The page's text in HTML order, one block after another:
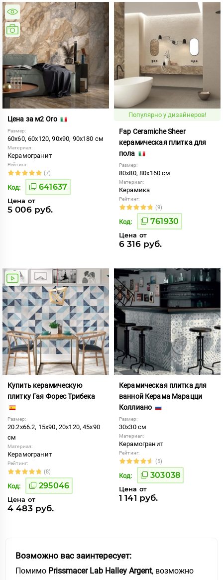
Цена за м2 Oro
Размер:
60x60, 60x120, 90x90, 90x180 см
Материал:
Керамогранит
Рейтинг:
(7)
Код: 641637
Цена от
5 006 руб.
Популярно у дизайнеров!
Fap Ceramiche Sheer
керамическая плитка для
пола
Размер:
80x80, 80x160 см
Материал:
Керамика
Рейтинг:
(9)
Код: 761930
Цена от
6 316 руб.
Купить керамическую
плитку Гая Форес Трибека
Размер:
20.2x66.2, 15x90, 20x120, 45x90
см
Материал:
Керамогранит
Рейтинг:
(8)
Код: 295046
Цена от
4 483 руб.
Керамическая плитка для
ванной Керама Марацци
Коллиано
Размер:
30x30 см
Материал:
Керамогранит
Рейтинг:
(5)
Код: 303038
Цена от
1 141 руб.
Возможно вас заинтересует:
Помимо Prissmacer Lab Halley Argent, возможно